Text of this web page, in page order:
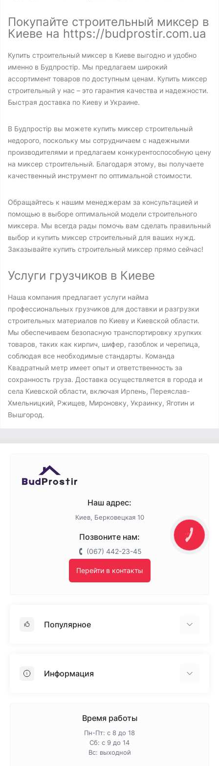
Покупайте строительный миксер в
Киеве на https://budprostir.com.ua
Купить строительный миксер в Киеве выгодно и удобно
именно в Будпростір. Мы предлагаем широкий
ассортимент товаров по доступным ценам. Купить миксер
строительный у нас – это гарантия качества и надежности.
Быстрая доставка по Киеву и Украине.
В Будпростір вы можете купить миксер строительный
недорого, поскольку мы сотрудничаем с надежными
производителями и предлагаем конкурентоспособную цену
на миксер строительный. Благодаря этому, вы получаете
качественный инструмент по оптимальной стоимости.
Обращайтесь к нашим менеджерам за консультацией и
помощью в выборе оптимальной модели строительного
миксера. Мы всегда рады помочь вам сделать правильный
выбор и купить миксер строительный для ваших нужд.
Заказывайте купить строительный миксер прямо сейчас!
Услуги грузчиков в Киеве
Наша компания предлагает услуги найма
профессиональных грузчиков для доставки и разгрузки
строительных материалов по Киеву и Киевской области.
Мы обеспечиваем безопасную транспортировку хрупких
товаров, таких как кирпич, шифер, газоблок и черепица,
соблюдая все необходимые стандарты. Команда
Квадратный метр имеет опыт и ответственность за
сохранность груза. Доставка осуществляется в города и
села Киевской области, включая Ирпень, Переяслав-
Хмельницкий, Ржищев, Мироновку, Украинку, Яготин и
Вышгород.
Наш адрес:
Киев, Берковецкая 10
Позвоните нам:
(067) 442-23-45
Перейти в контакты
Популярное
ПенопластИнформация
Время работы
Пн-Пт: с 8 до 18
Сб: с 9 до 14
Вс: выходной
КНОПКА
ЗВ'ЯЗКУ